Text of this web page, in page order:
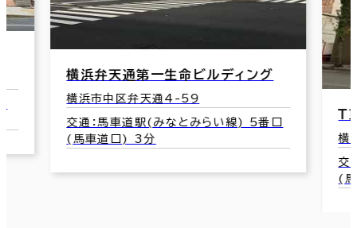
横浜弁天通第一生命ビルディング
横浜市中区弁天通4-59
交通：馬車道駅(みなとみらい線) 5番口
(馬車道口) 3分
Ｔ
横
交
(